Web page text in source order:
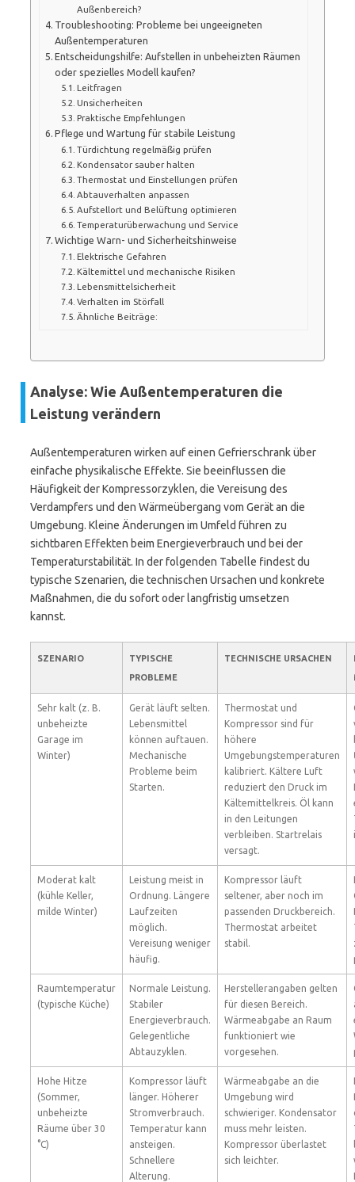
Außenbereich?
Troubleshooting: Probleme bei ungeeigneten
Außentemperaturen
Entscheidungshilfe: Aufstellen in unbeheizten Räumen
oder spezielles Modell kaufen?
Leitfragen
Unsicherheiten
Praktische Empfehlungen
Pflege und Wartung für stabile Leistung
Türdichtung regelmäßig prüfen
Kondensator sauber halten
Thermostat und Einstellungen prüfen
Abtauverhalten anpassen
Aufstellort und Belüftung optimieren
Temperaturüberwachung und Service
Wichtige Warn- und Sicherheitshinweise
Elektrische Gefahren
Kältemittel und mechanische Risiken
Lebensmittelsicherheit
Verhalten im Störfall
Ähnliche Beiträge:
Analyse: Wie Außentemperaturen die
Leistung verändern
Außentemperaturen wirken auf einen Gefrierschrank über
einfache physikalische Effekte. Sie beeinflussen die
Häufigkeit der Kompressorzyklen, die Vereisung des
Verdampfers und den Wärmeübergang vom Gerät an die
Umgebung. Kleine Änderungen im Umfeld führen zu
sichtbaren Effekten beim Energieverbrauch und bei der
Temperaturstabilität. In der folgenden Tabelle findest du
typische Szenarien, die technischen Ursachen und konkrete
Maßnahmen, die du sofort oder langfristig umsetzen
kannst.
SZENARIO
TYPISCHE
PROBLEME
TECHNISCHE URSACHEN
Sehr kalt (z. B.
unbeheizte
Garage im
Winter)
Gerät läuft selten.
Lebensmittel
können auftauen.
Mechanische
Probleme beim
Starten.
Thermostat und
Kompressor sind für
höhere
Umgebungstemperaturen
kalibriert. Kältere Luft
reduziert den Druck im
Kältemittelkreis. Öl kann
in den Leitungen
verbleiben. Startrelais
versagt.
Moderat kalt
(kühle Keller,
milde Winter)
Leistung meist in
Ordnung. Längere
Laufzeiten
möglich.
Vereisung weniger
häufig.
Kompressor läuft
seltener, aber noch im
passenden Druckbereich.
Thermostat arbeitet
stabil.
Raumtemperatur
(typische Küche)
Normale Leistung.
Stabiler
Energieverbrauch.
Gelegentliche
Abtauzyklen.
Herstellerangaben gelten
für diesen Bereich.
Wärmeabgabe an Raum
funktioniert wie
vorgesehen.
Hohe Hitze
(Sommer,
unbeheizte
Räume über 30
°C)
Kompressor läuft
länger. Höherer
Stromverbrauch.
Temperatur kann
ansteigen.
Schnellere
Alterung.
Wärmeabgabe an die
Umgebung wird
schwieriger. Kondensator
muss mehr leisten.
Kompressor überlastet
sich leichter.